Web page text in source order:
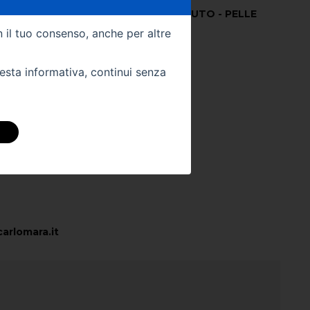
Colore Interno -TESSUTO - PELLE
Km -85
tuo consenso, anche per altre
informativa, continui senza